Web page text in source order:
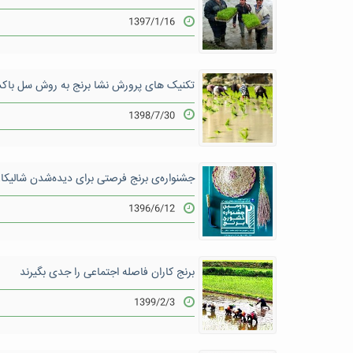
1397/1/16
تکنیک های پرورش نشا برنج به روش سل
1398/7/30
جشنواره‌ی برنج فرصتی برای دیده‌شدن
1396/6/12
برنج کاران فاصله اجتماعی را جدی بگیرند
1399/2/3